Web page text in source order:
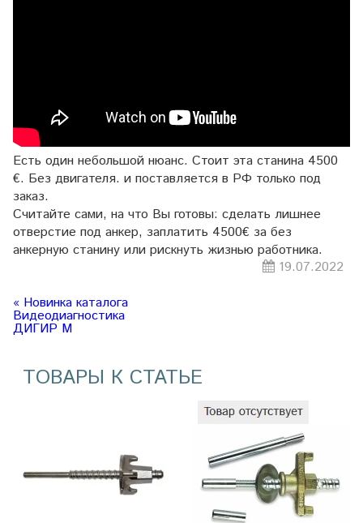
Есть один небольшой нюанс. Стоит эта станина 4500
€. Без двигателя. и поставляется в РФ только под
заказ.
Считайте сами, на что Вы готовы: сделать лишнее
отверстие под анкер, заплатить 4500€ за без
анкерную станину или рискнуть жизнью работника.
19.07.2022
« Новинка каталога
Видеодиагностика
ДИГИР М
ТОВАРЫ К СТАТЬЕ